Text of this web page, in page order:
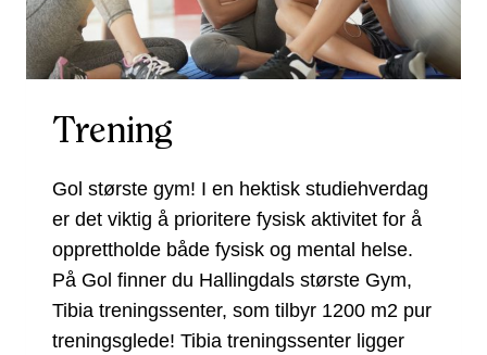
Trening
Gol største gym! I en hektisk studiehverdag
er det viktig å prioritere fysisk aktivitet for å
opprettholde både fysisk og mental helse.
På Gol finner du Hallingdals største Gym,
Tibia treningssenter, som tilbyr 1200 m2 pur
treningsglede! Tibia treningssenter ligger